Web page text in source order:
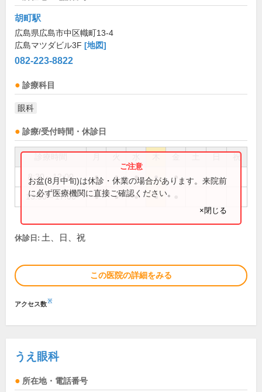
胡町駅
広島県広島市中区幟町13-4
広島マツダビル3F [地図]
082-223-8822
診療科目
眼科
診療/受付時間・休診日
祝
8:30～12:00 ● ● ● ● ●
13:30～17:00 ● ● ● ●
お盆(8月中旬)は休診・休業の場合があります。来院前
に必ず医療機関に直接ご確認ください。
×閉じる
休診日: 土、日、祝
この医院の詳細をみる
アクセス数※
うえ眼科
所在地・電話番号